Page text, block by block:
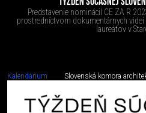
Predstavenie nominácií CE ZA R
prostredníctvom dokumentárnych
laureátov v
Kalendárium Slovenská komora